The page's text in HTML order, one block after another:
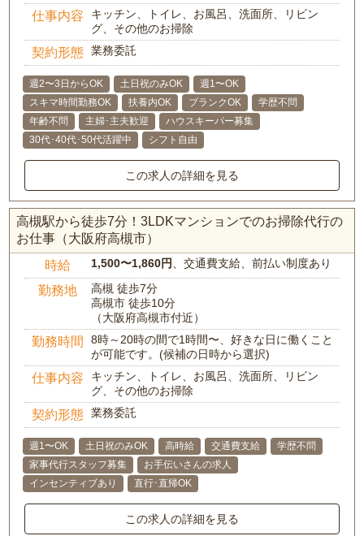
仕事内容
キッチン、トイレ、お風呂、洗面所、リビン
グ、その他のお掃除
契約形態 業務委託
週2〜3日からOK 土日祝のみOK
週1〜OK
スキマ時間勤務OK
扶養内OK ブランクOK
学歴不問
年齢不問
主婦･主夫歓迎
ハウスキーパー募集
30代･40代･50代活躍中
シフト自由
この求人の詳細を見る
高槻駅から徒歩7分！3LDKマンションでのお掃除代行の
お仕事（大阪府高槻市）
時給 1,500〜1,860円、交通費支給、前払い制度あり
勤務地
高槻 徒歩7分
高槻市 徒歩10分
（大阪府高槻市付近）
勤務時間
8時～20時の間で1時間〜、好きな日に働くこと
が可能です。(候補の日時から選択)
仕事内容
キッチン、トイレ、お風呂、洗面所、リビン
グ、その他のお掃除
契約形態 業務委託
週1〜OK 土日祝のみOK 高時給 交通費支給
学歴不問
家事代行スタッフ募集
お手伝いさんの求人
インセンティブあり
直行･直帰OK
この求人の詳細を見る